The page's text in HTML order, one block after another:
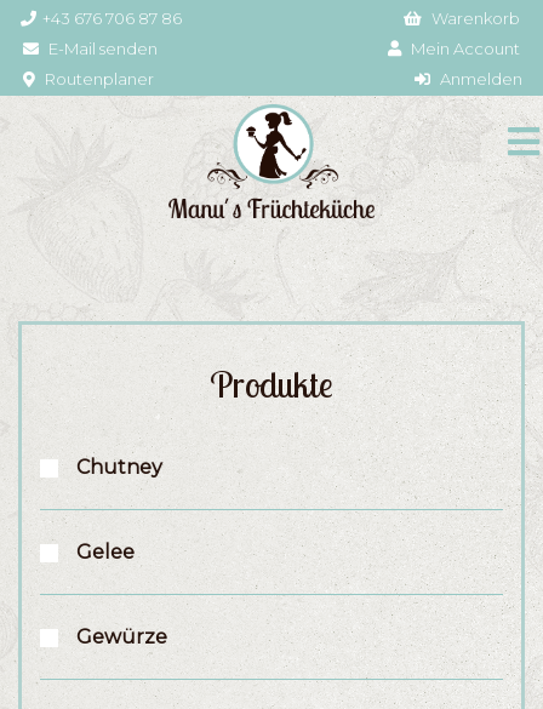
+43 676 706 87 86
E-Mail senden
Routenplaner
Warenkorb
Mein Account
Anmelden
Produkte
Chutney
Gelee
Gewürze